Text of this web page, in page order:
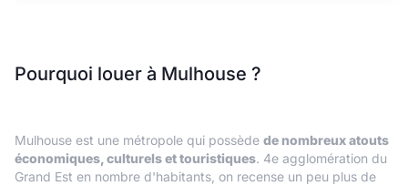
Pourquoi louer à Mulhouse ?
Mulhouse est une métropole qui possède de nombreux atouts
économiques, culturels et touristiques. 4e agglomération du
Grand Est en nombre d'habitants, on recense un peu plus de